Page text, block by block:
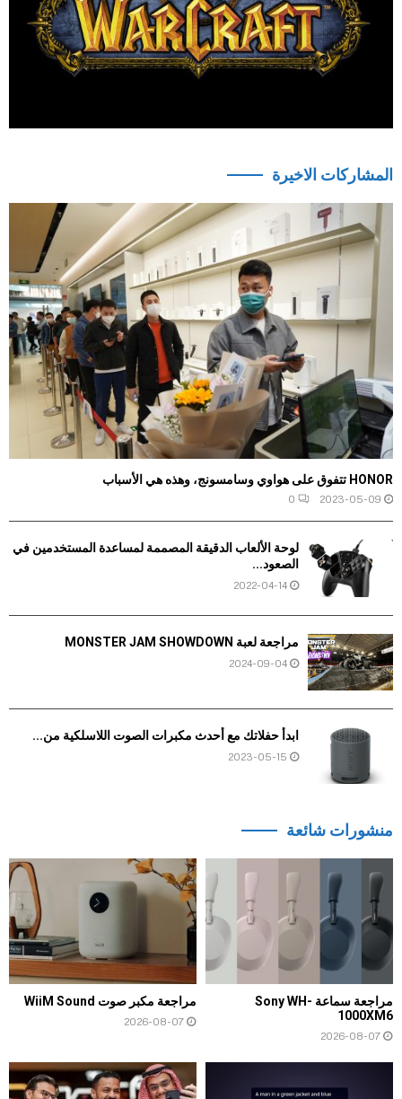
المشاركات الاخيرة
HONOR تتفوق على هواوي وسامسونج، وهذه هي الأسباب
2023-05-09
0
لوحة الألعاب الدقيقة المصممة لمساعدة المستخدمين في
الصعود...
2022-04-14
مراجعة لعبة MONSTER JAM SHOWDOWN
2024-09-04
ابدأ حفلاتك مع أحدث مكبرات الصوت اللاسلكية من...
2023-05-15
منشورات شائعة
مراجعة سماعة Sony WH-
1000XM6
2026-08-07
مراجعة مكبر صوت WiiM Sound
2026-08-07